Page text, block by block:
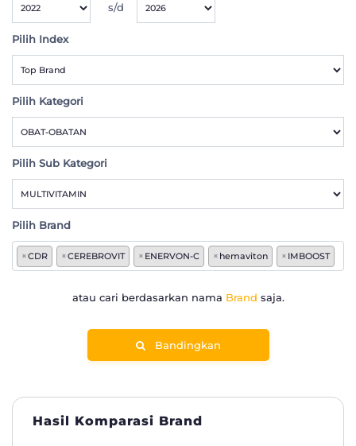
s/d
Pilih Index
Pilih Kategori
Pilih Sub Kategori
Pilih Brand
×CDR ×CEREBROVIT × ENERVON-C × hemaviton × IMBOOST
atau cari berdasarkan nama Brand saja.
Bandingkan
Hasil Komparasi Brand